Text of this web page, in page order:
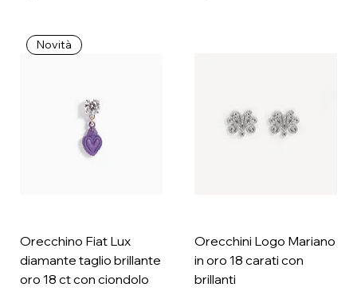
Novità
Orecchino Fiat Lux
diamante taglio brillante
oro 18 ct con ciondolo
Orecchini Logo Mariano
in oro 18 carati con
brillanti